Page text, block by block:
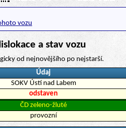
vozu
a stav vozu
od nejnovějšího po nejstarší.
Údaj
SOKV Ústí nad Labem
odstaven
ČD zeleno-žluté
provozní